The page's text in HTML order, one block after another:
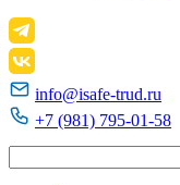
info@isafe-trud.ru
+7 (981) 795-01-58